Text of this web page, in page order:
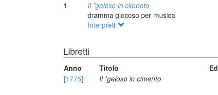
1
Il *geloso in cimento
dramma giocoso per musica
Interpreti
Libretti
Anno Titolo
[1775]
Il *geloso in cimento